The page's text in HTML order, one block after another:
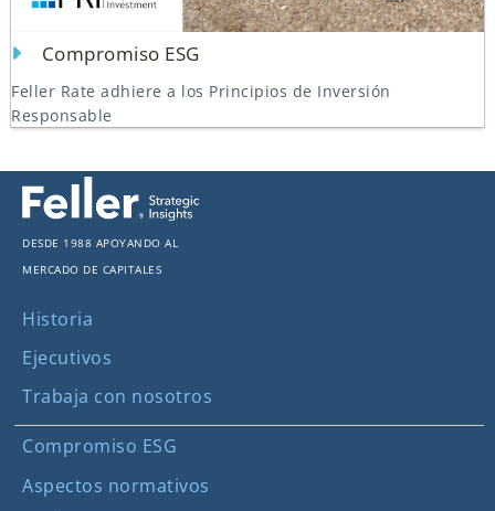
Compromiso ESG
Feller Rate adhiere a los Principios de Inversión
Responsable
Desde 1988 apoyando al
mercado de capitales
Historia
Ejecutivos
Trabaja con nosotros
Compromiso ESG
Aspectos normativos